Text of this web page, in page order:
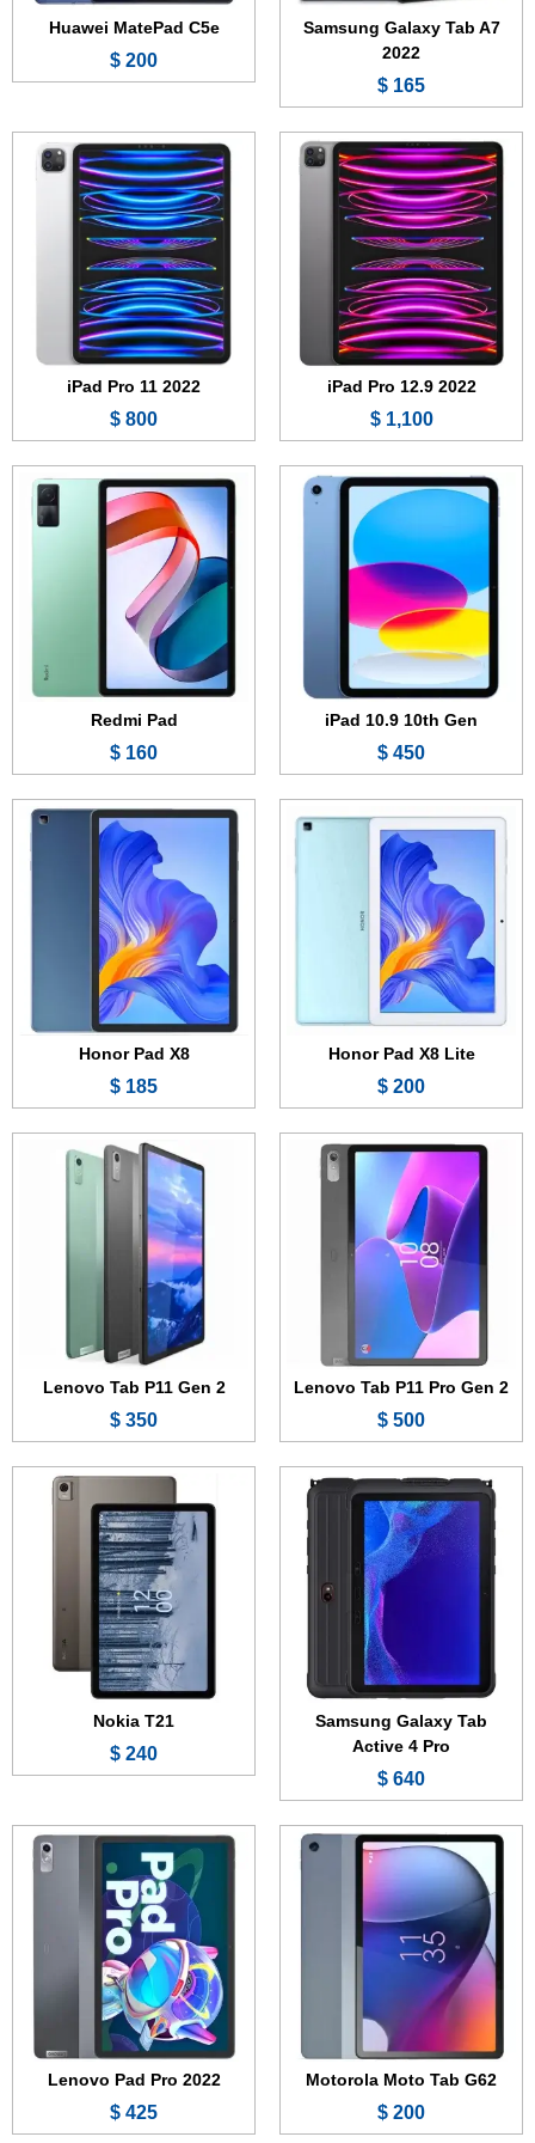
Samsung Galaxy Tab A7
2022
165 $
Huawei MatePad C5e
200 $
iPad Pro 12.9 2022
1,100 $
iPad Pro 11 2022
800 $
iPad 10.9 10th Gen
450 $
الشاشة:10.9 بوصة - Liquid Retina IPS LCD
الذاكرة:64 أو 256 جيجابايت
الرام:4 جيجابايت
الكاميرا:12 ميجابكسل
المعالج:Apple A14 Bionic
البطارية والشحن السريع:
عرض الموصفات ←
Redmi Pad
160 $
الشاشة:10.61 بوصة - 90 هرتز - IPS LCD
الذاكرة:64 أو 128 جيجابايت
الرام:3 أو 4 أو 6 جيجابايت
الكاميرا:8 ميجابكسل
المعالج:MediaTek Helio G99
البطارية:8000 مللي أمبير - 18 واط
عرض الموصفات ←
Honor Pad X8 Lite
200 $
الشاشة:
الذاكرة:32 جيجابايت
الكاميرا:5 ميجابكسل
MediaTek MT8786
البطارية:5100 مللي أمبير
عرض الموصفات ←
Honor Pad X8
185 $
الشاشة:10.1 بوصة - TFT LCD
الذاكرة:128 جيجابايت
الرام:4 أو 6 جيجابايت
الكاميرا:5 ميجابكسل
MediaTek MT8786
البطارية:
عرض الموصفات ←
Lenovo Tab P11 Pro Gen 2
500 $
الذاكرة:
الرام:4 أو 6 أو 8 جيجابايت
الكاميرا:13 ميجابكسل
المعالج:MediaTek Kompanio 1300T
البطارية:8200 مللي أمبير - 20 واط
عرض الموصفات ←
Lenovo Tab P11 Gen 2
350 $
الشاشة:
الرام:4 أو 6 جيجابايت
الكاميرا:13 ميجابكسل
المعالج:
البطارية:7700 مللي أمبير
عرض الموصفات ←
Samsung Galaxy Tab
Active 4 Pro
640 $
الشاشة:10.1 بوصة - TFT LCD
الذاكرة:
4 أو 6 جيجابايت
الكاميرا:13 ميجابكسل
المعالج:
البطارية والشحن السريع:
عرض الموصفات ←
Nokia T21
240 $
الشاشة:10.4 بوصة - IPS LCD
الذاكرة:64 أو 128 جيجابايت
الرام:4 جيجابايت
الكاميرا:8 ميجابكسل
المعالج:Unisoc Tiger T612
البطارية:8200 مللي أمبير - 18 واط
عرض الموصفات ←
Motorola Moto Tab G62
200 $
الشاشة:
الذاكرة:
الرام:
البطارية:7700 مللي أمبير - 20 واط
Lenovo Pad Pro 2022
425 $
الشاشة:11.2 بوصة - 120 هرتز - OLED
الشاشة: 12.4 بوصة - 120 هرتز - IPS LCD
الذاكرة:
الرام:
الكاميرا:50 + 2 ميجابكسل
المعالج:Snapdragon 870
البطارية:
10000 مللي أمبير - 67 واط
عرض الموصفات ←
الشاشة:11.0 بوصة - 120 هرتز - OLED
الذاكرة:
8 أو 12 جيجابايت
الكاميرا:13 + 8 ميجابكسل
المعالج:Snapdragon 870 أو Snapdragon 888
البطارية:8300 مللي أمبير - 40 أو 66 واط
عرض الموصفات ←